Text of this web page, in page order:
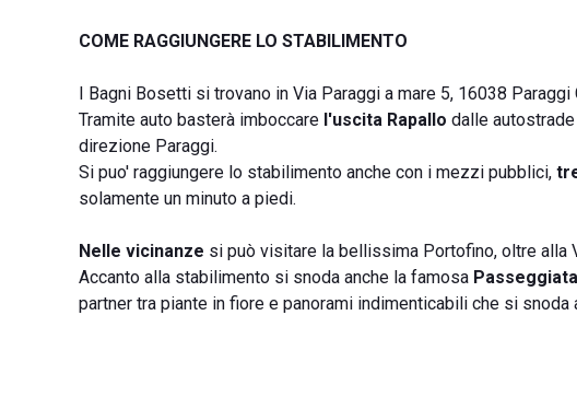
COME RAGGIUNGERE LO STABILIMENTO
I Bagni Bosetti si trovano in Via Paraggi a mare 5, 16038 Paraggi
Tramite auto basterà imboccare l'uscita Rapallo dalle
direzione Paraggi.
Si puo' raggiungere lo stabilimento anche con i mezzi pubblici,
solamente un minuto a piedi.
Nelle vicinanze si può visitare la bellissima Portofino, oltre alla
Accanto alla stabilimento si snoda anche la famosa
partner tra piante in fiore e panorami indimenticabili che si